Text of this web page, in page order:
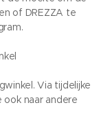
of DREZZA te
Via tijdelijke
naar andere